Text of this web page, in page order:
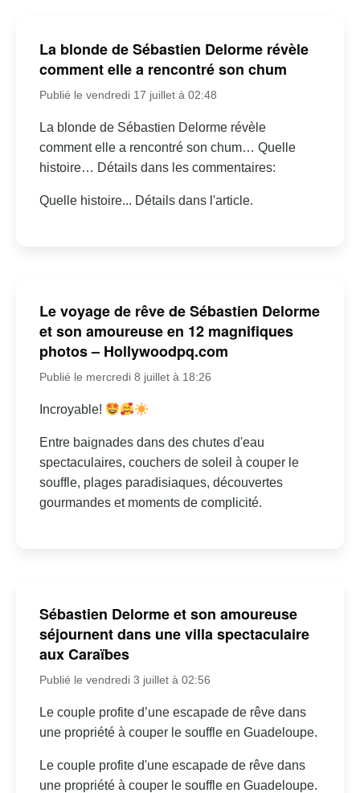
La blonde de Sébastien Delorme révèle
comment elle a rencontré son chum
Publié le vendredi 17 juillet à 02:48
La blonde de Sébastien Delorme révèle
comment elle a rencontré son chum… Quelle
histoire… Détails dans les commentaires:
Quelle histoire... Détails dans l'article.
Le voyage de rêve de Sébastien Delorme
et son amoureuse en 12 magnifiques
photos – Hollywoodpq.com
Publié le mercredi 8 juillet à 18:26
Incroyable!
Entre baignades dans des chutes d'eau
spectaculaires, couchers de soleil à couper le
souffle, plages paradisiaques, découvertes
gourmandes et moments de complicité.
Sébastien Delorme et son amoureuse
séjournent dans une villa spectaculaire
aux Caraïbes
Publié le vendredi 3 juillet à 02:56
Le couple profite d’une escapade de rêve dans
une propriété à couper le souffle en Guadeloupe.
Le couple profite d'une escapade de rêve dans
une propriété à couper le souffle en Guadeloupe.